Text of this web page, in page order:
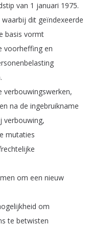
van 1 januari 1975.
waarbij dit geïndexeerde
basis vormt
voorheffing en
.
verbouwingswerken,
na de ingebruikname
verbouwing,
mutaties
om een nieuw
om
te betwisten